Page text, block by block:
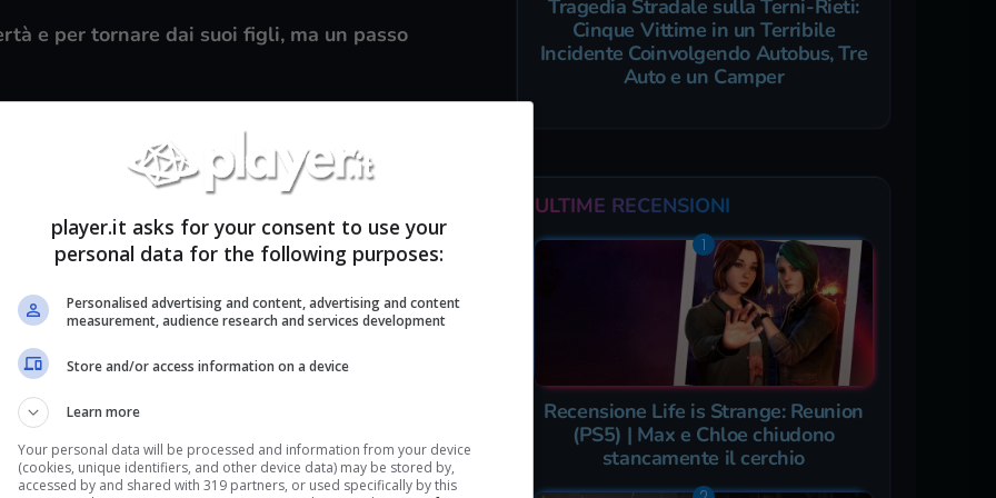
e per tornare dai suoi figli, ma un passo
a sfondo familiare si intreccia con il
il pubblico mostrando la complicata
la sua incrollabile forza di volontà,
, da innocente, è ancora nei guai. Sembra che
le maniere forti afar parlare Sansar: l’obiettivo
Tolga… Ci riusciranno? L’arresto di Sansar
ancora in carcere
tutti gli sforzi di Aslan, che continua a
Tragedia Stradale sulla Terni-Rieti:
Cinque Vittime in un Terribile
Incidente Coinvolgendo Autobus, Tre
Auto e un Camper
ULTIME RECENSIONI
Recensione Life is Strange: Reunion
(PS5) | Max e Chloe chiudono
stancamente il cerchio
player.it asks for your consent to use your
personal data for the following purposes:
Personalised advertising and content, advertising and content
measurement, audience research and services development
Store and/or access information on a device
Learn more
Your personal data will be processed and information from your device
(cookies, unique identifiers, and other device data) may be stored by,
accessed by and shared with 319 partners, or used specifically by this